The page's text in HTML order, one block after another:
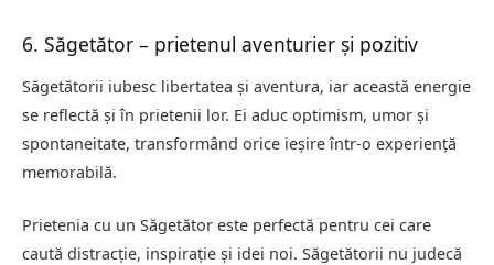
6. Săgetător – prietenul aventurier și pozitiv
Săgetătorii iubesc libertatea și aventura, iar această energie
se reflectă și în prietenii lor. Ei aduc optimism, umor și
spontaneitate, transformând orice ieșire într-o experiență
memorabilă.
Prietenia cu un Săgetător este perfectă pentru cei care
caută distracție, inspirație și idei noi. Săgetătorii nu judecă